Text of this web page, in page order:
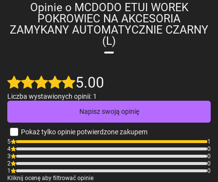
Opinie o MCDODO ETUI WOREK
POKROWIEC NA AKCESORIA
ZAMYKANY AUTOMATYCZNIE CZARNY
(L)
5.00
Liczba wystawionych opinii: 1
Napisz swoją opinię
Pokaż tylko opinie potwierdzone zakupem
5
1
4
0
3
0
2
0
1
0
Kliknij ocenę aby filtrować opinie